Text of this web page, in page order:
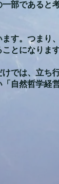
部であると
す。つまり
とになります
では、立ち
自然哲学経